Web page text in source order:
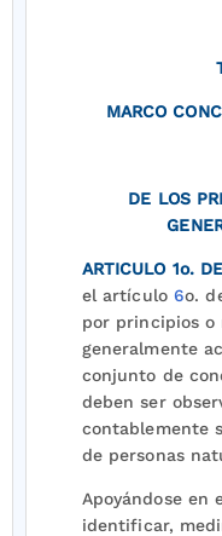
MARCO
DE LOS
ARTICULO 1o.
el artículo 6o.
por principios o
generalmente
conjunto de
deben ser
contablemente
de personas
Apoyándose en
identificar,